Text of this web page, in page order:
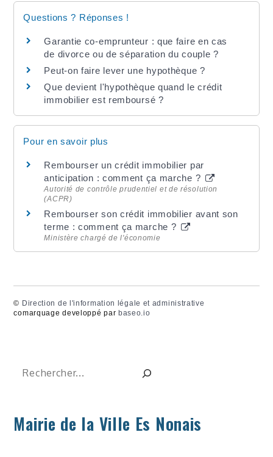
Questions ? Réponses !
Garantie co-emprunteur : que faire en cas
de divorce ou de séparation du couple ?
Peut-on faire lever une hypothèque ?
Que devient l'hypothèque quand le crédit
immobilier est remboursé ?
Pour en savoir plus
Rembourser un crédit immobilier par
anticipation : comment ça marche ?
Autorité de contrôle prudentiel et de résolution
(ACPR)
Rembourser son crédit immobilier avant son
terme : comment ça marche ?
Ministère chargé de l'économie
© Direction de l'information légale et administrative
comarquage developpé par baseo.io
Rechercher
Mairie de la Ville Es Nonais